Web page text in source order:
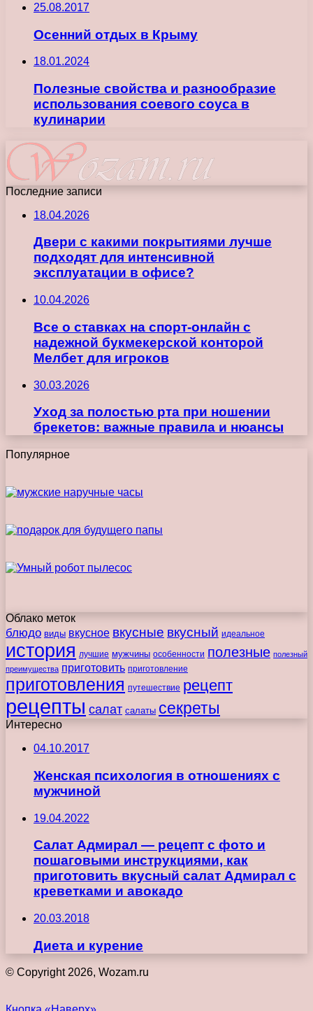
25.08.2017
Осенний отдых в Крыму
18.01.2024
Полезные свойства и разнообразие
использования соевого соуса в
кулинарии
Последние записи
18.04.2026
Двери с какими покрытиями лучше
подходят для интенсивной
эксплуатации в офисе?
10.04.2026
Все о ставках на спорт-онлайн с
надежной букмекерской конторой
Мелбет для игроков
30.03.2026
Уход за полостью рта при ношении
брекетов: важные правила и нюансы
Популярное
Облако меток
блюдо виды вкусное вкусные вкусный идеальное
история лучшие мужчины особенности полезные полезный
преимущества приготовить приготовление
приготовления путешествие рецепт
рецепты салат салаты секреты
Интересно
04.10.2017
Женская психология в отношениях с
мужчиной
19.04.2022
Салат Адмирал — рецепт с фото и
пошаговыми инструкциями, как
приготовить вкусный салат Адмирал с
креветками и авокадо
20.03.2018
Диета и курение
© Copyright 2026, Wozam.ru